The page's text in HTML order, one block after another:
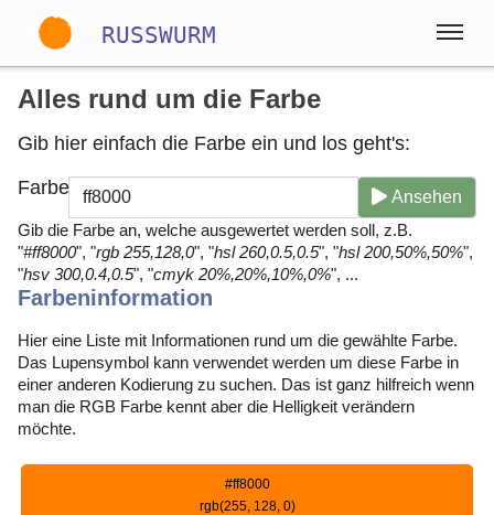
RUSSWURM
Gallery
Englisch Spanisch
Alles rund um die Farbe
Gib hier einfach die Farbe ein und los geht's:
Farbe
Ansehen
Gib die Farbe an, welche ausgewertet werden soll, z.B.
"#ff8000", "rgb 255,128,0", "hsl 260,0.5,0.5", "hsl 200,50%,50%",
"hsv 300,0.4,0.5", "cmyk 20%,20%,10%,0%", ...
Farbeninformation
Hier eine Liste mit Informationen rund um die gewählte Farbe.
Das Lupensymbol kann verwendet werden um diese Farbe in
einer anderen Kodierung zu suchen. Das ist ganz hilfreich wenn
man die RGB Farbe kennt aber die Helligkeit verändern
möchte.
#ff8000
rgb(255, 128, 0)